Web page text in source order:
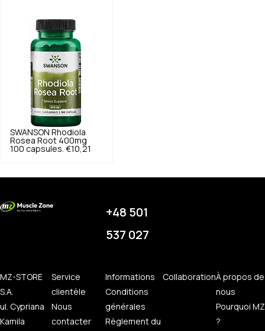
SWANSON Rhodiola
Rosea Root 400mg
100 capsules. €10,21
+48 501
537 027
MZ-STORE
S.A.
ul. Cypriana
Kamila
Service
clientèle
Nous
contacter
Informations
Conditions
générales
Règlement du
CollaborationÀ propos de
nous
Pourquoi MZ
?